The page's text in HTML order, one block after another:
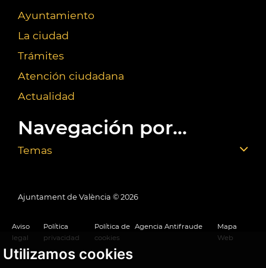
Utilizamos cookies
Ayuntamiento
La ciudad
Trámites
Atención ciudadana
Actualidad
Navegación por...
Temas
Ajuntament de València © 2026
Aviso
legal
Política
privacidad
Política de
cookies
Agencia Antifraude
Mapa
Web